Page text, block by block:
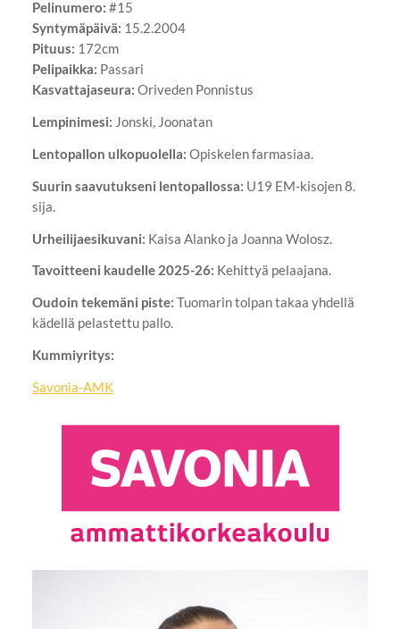
Pelinumero: #15
Syntymäpäivä: 15.2.2004
Pituus: 172cm
Pelipaikka: Passari
Kasvattajaseura: Oriveden Ponnistus
Lempinimesi: ⁠Jonski, Joonatan
Lentopallon ulkopuolella: Opiskelen farmasiaa.
Suurin saavutukseni lentopallossa: ⁠⁠U19 EM-kisojen 8.
sija.
Urheilijaesikuvani: Kaisa Alanko ja Joanna Wolosz.
Tavoitteeni kaudelle 2025-26: Kehittyä pelaajana.
Oudoin tekemäni piste: Tuomarin tolpan takaa yhdellä
kädellä pelastettu pallo.
Kummiyritys:
Savonia-AMK